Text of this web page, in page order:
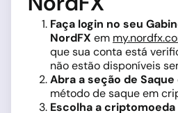
Faça login no seu
NordFX em
que sua conta está
não estão disponíveis
Abra a seção de Saque
método de saque em
Escolha a criptomoeda